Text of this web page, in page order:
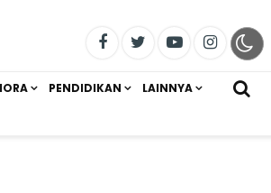
PENDIDIKAN LAINNYA